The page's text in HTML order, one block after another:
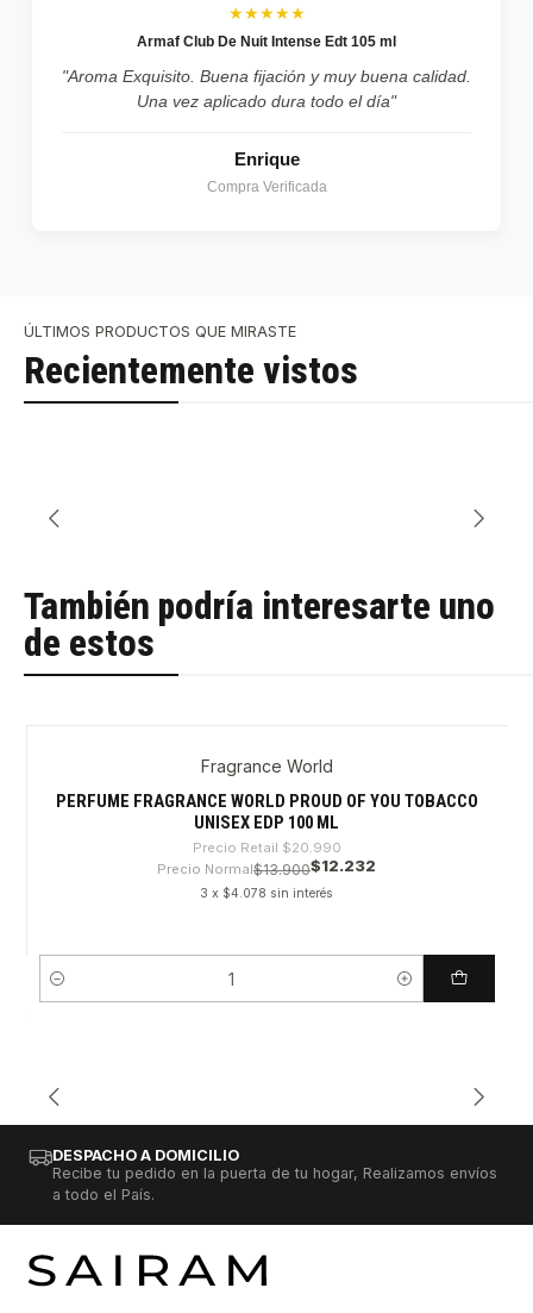
★★★★★
Armaf Club De Nuit Intense Edt 105 ml
"Aroma Exquisito. Buena fijación y muy buena calidad.
Una vez aplicado dura todo el día"
Enrique
Compra Verificada
ÚLTIMOS PRODUCTOS QUE MIRASTE
Recientemente vistos
También podría interesarte uno
de estos
Fragrance World
PERFUME FRAGRANCE WORLD PROUD OF YOU TOBACCO
UNISEX EDP 100 ML
Precio Retail $20.990
Precio Normal$13.900$12.232
3 x $4.078 sin interés
Cantidad
DESPACHO A DOMICILIO
Recibe tu pedido en la puerta de tu hogar, Realizamos envíos
a todo el País.